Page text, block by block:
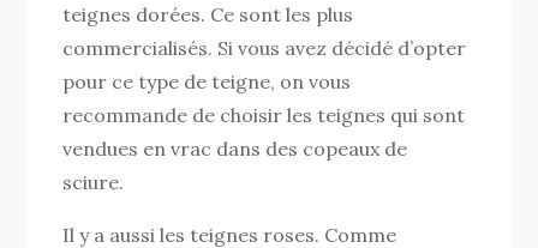
teignes dorées. Ce sont les plus
commercialisés. Si vous avez décidé d’opter
pour ce type de teigne, on vous
recommande de choisir les teignes qui sont
vendues en vrac dans des copeaux de
sciure.
Il y a aussi les teignes roses. Comme